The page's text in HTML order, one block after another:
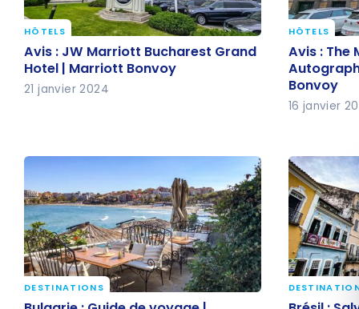
Avis : JW Marriott Bucharest
Grand Hotel | Marriott Bonvoy
HÔTELS
Avis : JW Marriott Bucharest Grand
Hotel | Marriott Bonvoy
21 janvier 2024
Avis : The
Bonvoy
HÔTELS
Avis : The
Bonvoy
16 janvier
Bulgarie : Guide de voyage |
DESTINATIONS
Brésil :